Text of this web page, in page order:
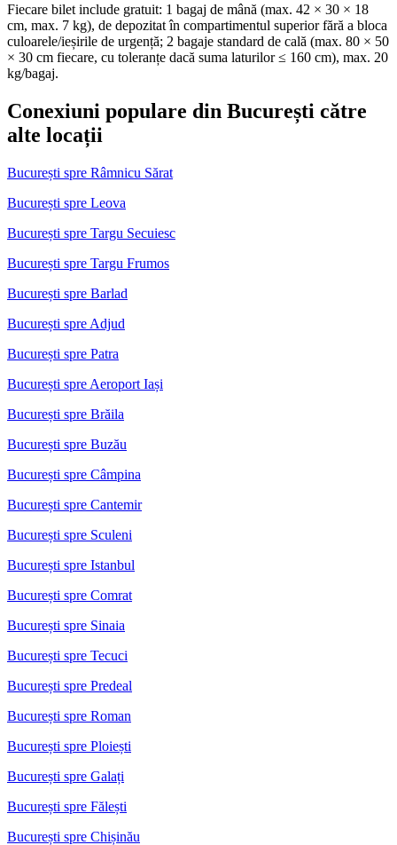
Fiecare bilet include gratuit: 1 bagaj de mână (max. 42 × 30 × 18
cm, max. 7 kg), de depozitat în compartimentul superior fără a bloca
culoarele/ieșirile de urgență; 2 bagaje standard de cală (max. 80 × 50
× 30 cm fiecare, cu toleranțe dacă suma laturilor ≤ 160 cm), max. 20
kg/bagaj.
Conexiuni populare din București către
alte locații
București spre Râmnicu Sărat
București spre Leova
București spre Targu Secuiesc
București spre Targu Frumos
București spre Barlad
București spre Adjud
București spre Patra
București spre Aeroport Iași
București spre Brăila
București spre Buzău
București spre Câmpina
București spre Cantemir
București spre Sculeni
București spre Istanbul
București spre Comrat
București spre Sinaia
București spre Tecuci
București spre Predeal
București spre Roman
București spre Ploiești
București spre Galați
București spre Fălești
București spre Chișinău